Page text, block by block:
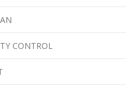
CONTROL